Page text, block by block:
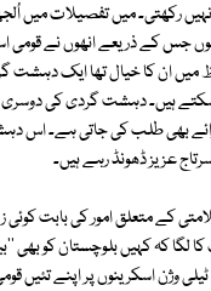
میں تفصیلات میں اُلجھ
ہوں جس کے ذریعے انھوں نے
میں ان کا خیال تھا ایک
ہیں۔ دہشت گردی کی دوسری
بھی طلب کی جاتی ہے۔ اس
عزیز ڈھونڈ رہے ہیں۔
متعلق امور کی بابت کوئی
کہ کہیں بلوچستان کو بھی
اسکرینوں پر اپنے تئیں قومی